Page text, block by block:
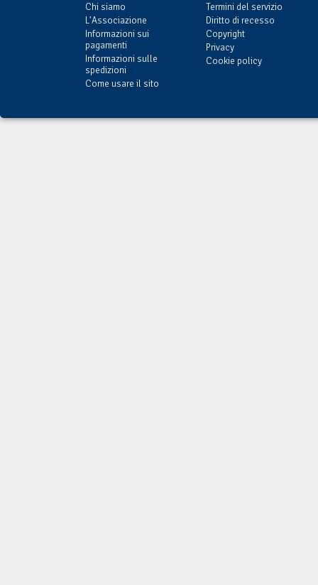
Chi siamo
L'Associazione
Informazioni sui
pagamenti
Informazioni sulle
spedizioni
Come usare il sito
Termini del servizio
Diritto di recesso
Copyright
Privacy
Cookie policy